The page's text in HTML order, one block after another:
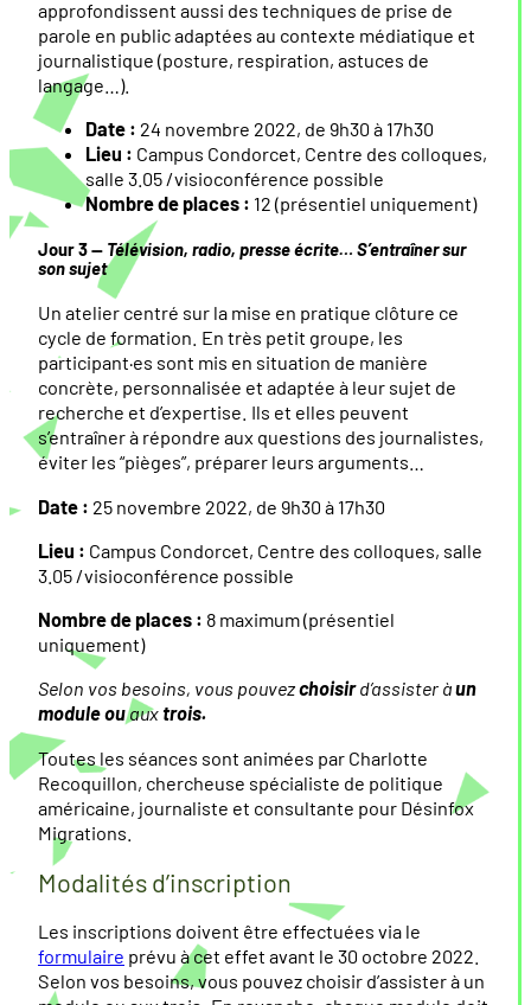
approfondissent aussi des techniques de prise de
parole en public adaptées au contexte médiatique et
journalistique (posture, respiration, astuces de
langage…).
Date : 24 novembre 2022, de 9h30 à 17h30
Lieu : Campus Condorcet, Centre des colloques,
salle 3.05 /visioconférence possible
Nombre de places : 12 (présentiel uniquement)
Jour 3 — Télévision, radio, presse écrite… S’entraîner sur
son sujet
Un atelier centré sur la mise en pratique clôture ce
cycle de formation. En très petit groupe, les
participant·es sont mis en situation de manière
concrète, personnalisée et adaptée à leur sujet de
recherche et d’expertise. Ils et elles peuvent
s’entraîner à répondre aux questions des journalistes,
éviter les “pièges”, préparer leurs arguments…
Date : 25 novembre 2022, de 9h30 à 17h30
Lieu : Campus Condorcet, Centre des colloques, salle
3.05 /visioconférence possible
Nombre de places : 8 maximum (présentiel
uniquement)
Selon vos besoins, vous pouvezchoisird’assister àun
module ouaux trois.
Toutes les séances sont animées par Charlotte
Recoquillon, chercheuse spécialiste de politique
américaine, journaliste et consultante pour Désinfox
Migrations.
Modalités d’inscription
Les inscriptions doivent être effectuées via le
formulaire prévu à cet effet avant le 30 octobre 2022.
Selon vos besoins, vous pouvez choisir d’assister à un